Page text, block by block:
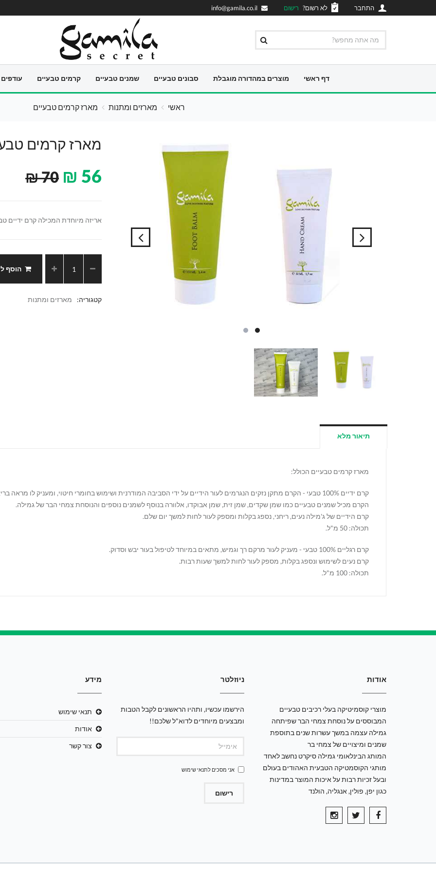
התחבר לא רשום? רישום info@gamila.co.il
דף ראשי מוצרים במהדורה מוגבלת סבונים טבעיים שמנים טבעיים קרמים טבעיים עודפים
ראשי מארזים ומתנות מארז קרמים טבעיים
מארז קרמים
56
₪
70
₪
אריזה מיוחדת המכילה קרם ידיים
הוסף
קטגוריה: מארזים ומתנות
תיאור מלא
מארז קרמים טבעיים הכולל:
קרם ידיים 100% טבעי - הקרם מתקן נזקים הנגרמים לעור הידיים על ידי הסביבה המודרנית ושימוש בחומרי חיטוי, ומעניק לו מראה בריא ומרקם רך ורענן.
הקרם מכיל שמנים טבעיים כמו שמן שקדים, שמן זית, שמן אבוקדו, אלוורה בנוסף לשמנים נוספים והנוסחת צמחי הבר של גמילה.
קרם הידיים של ג'מילה נעים, ריחני, נספג בקלות ומספק לעור לחות למשך יום שלם.
תכולה: 50 מ"ל.
קרם רגליים 100% טבעי - מעניק לעור מרקם רך וגמיש, מתאים במיוחד לטיפול בעור יבש וסדוק.
קרם נעים לשימוש ונספג בקלות, מספק לעור לחות למשך שעות רבות.
תכולה: 100 מ"ל.
אודות
מוצרי קוסמיטיקה בעלי רכיבים טבעיים
המבוססים על נוסחת צמחי הבר שפיתחה
גמילה עצמה במשך עשרות שנים בתוספת
שמנים ומיצויים של צמחי בר
המותג הבינלאומי גמילה סיקרט נחשב לאחד
מותגי הקוסמטיקה הטבעית האהודים בעולם
ובעל זכיות רבות על איכות המוצר במדינות
כגון יפן, פולין, אנגליה, הולנד
ניוזלטר
הירשמו עכשיו, ותהיו הראשונים לקבל הטבות
ומבצעים מיוחדים לדוא"ל שלכם!!
אני מסכים לתנאי שימוש
רישום
מידע
תנאי שימוש
אודות
צור קשר